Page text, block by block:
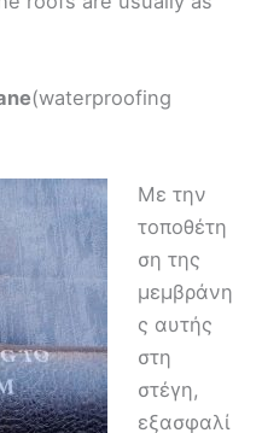
(waterproofing
Με την
τοποθέτη
ση της
μεμβράνη
ς αυτής
στη
στέγη,
εξασφαλί